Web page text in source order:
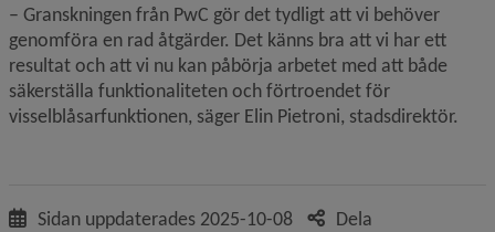
– Granskningen från PwC gör det tydligt att vi behöver
genomföra en rad åtgärder. Det känns bra att vi har ett
resultat och att vi nu kan påbörja arbetet med att både
säkerställa funktionaliteten och förtroendet för
visselblåsarfunktionen, säger Elin Pietroni, stadsdirektör.
Sidan uppdaterades 2025-10-08 Dela